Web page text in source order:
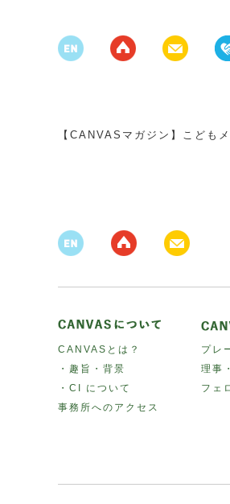
【CANVASマガジン】こど
CANVASとは？
・趣旨・背景
・CI について
事務所へのアクセス
プレ
理事
フェ